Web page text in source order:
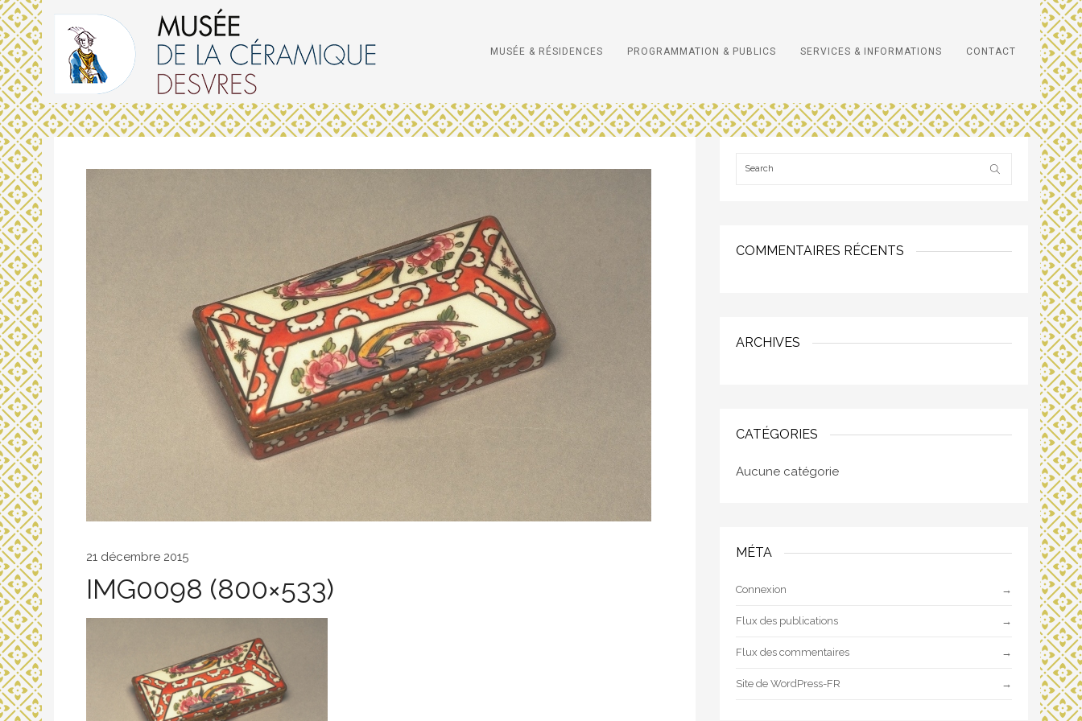
MUSÉE & RÉSIDENCES PROGRAMMATION & PUBLICS SERVICES & INFORMATIONS CONTACT
21 décembre 2015
IMG0098 (800×533)
COMMENTAIRES RÉCENTS
ARCHIVES
CATÉGORIES
Aucune catégorie
MÉTA
Connexion
Flux des publications
Flux des commentaires
Site de WordPress-FR